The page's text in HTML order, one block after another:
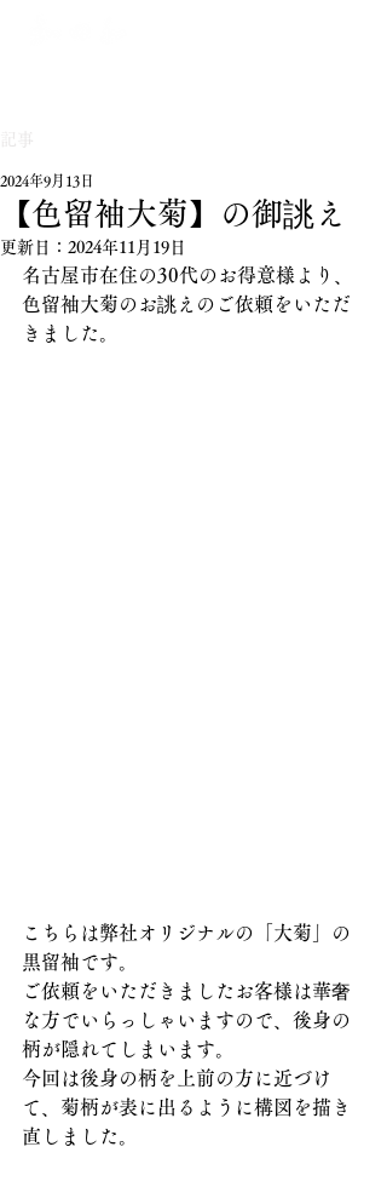
記事
【色留袖大菊】の御誂え
2024年9月13日
更新日： 2024年11月19日
名古屋市在住の30代のお得意様より、
色留袖大菊のお誂えのご依頼をいただ
きました。
こちらは弊社オリジナルの「大菊」の
黒留袖です。
ご依頼をいただきましたお客様は華奢
な方でいらっしゃいますので、後身の
柄が隠れてしまいます。
今回は後身の柄を上前の方に近づけ
て、菊柄が表に出るように構図を描き
直しました。